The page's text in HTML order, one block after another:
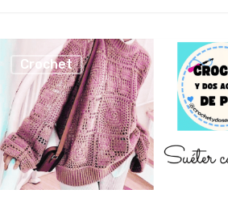
Crochet
con
Cuadros
Crochet